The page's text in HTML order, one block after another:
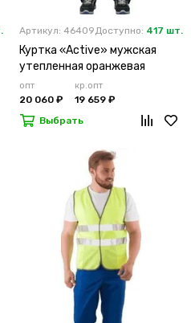
Артикул: 46409Доступно: 417 шт.
Куртка «Active» мужская
утепленная оранжевая
опт
20 060 ₽
кр.опт
19 659 ₽
Выбрать